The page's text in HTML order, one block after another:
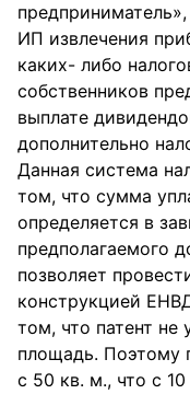
ИП извлечения
каких- либо
собственников
выплате
дополнительно
Данная система
том, что сумма
определяется в
предполагаемого
позволяет
конструкцией
том, что патент не
площадь. Поэтому
с 50 кв. м., что с